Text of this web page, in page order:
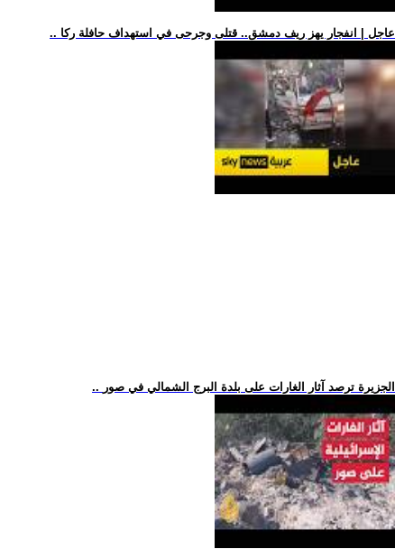
.. عاجل | انفجار يهز ريف دمشق.. قتلى وجرحى في استهداف حافلة ركا
.. الجزيرة ترصد آثار الغارات على بلدة البرج الشمالي في صور